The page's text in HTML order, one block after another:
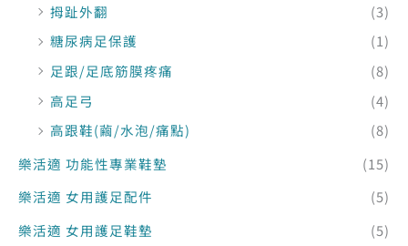
拇趾外翻
(3)
糖尿病足保護
(1)
足跟/足底筋膜疼痛
(8)
高足弓
(4)
高跟鞋(繭/水泡/痛點)
(8)
樂活適 功能性專業鞋墊
(15)
樂活適 女用護足配件
(5)
樂活適 女用護足鞋墊
(5)